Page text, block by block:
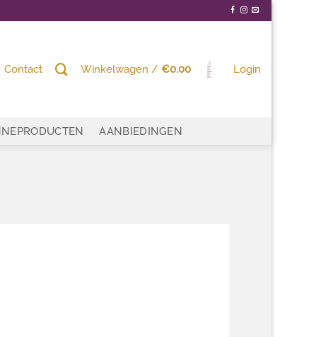
Contact Winkelwagen / €0.00 Login
AANBIEDINGEN